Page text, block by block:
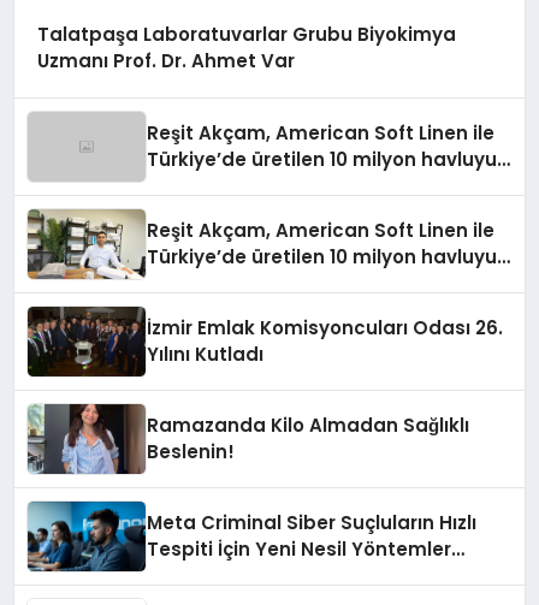
Talatpaşa Laboratuvarlar Grubu Biyokimya
Uzmanı Prof. Dr. Ahmet Var
Reşit Akçam, American Soft Linen ile
Türkiye’de üretilen 10 milyon havluyu
Reşit Akçam, American Soft Linen ile
Türkiye’de üretilen 10 milyon havluyu
İzmir Emlak Komisyoncuları Odası 26.
Yılını Kutladı
Ramazanda Kilo Almadan Sağlıklı
Beslenin!
Meta Criminal Siber Suçluların Hızlı
Tespiti İçin Yeni Nesil Yöntemler